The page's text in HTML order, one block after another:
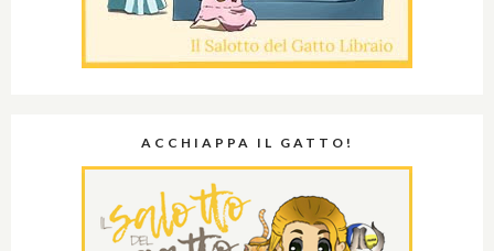
ACCHIAPPA IL GATTO!